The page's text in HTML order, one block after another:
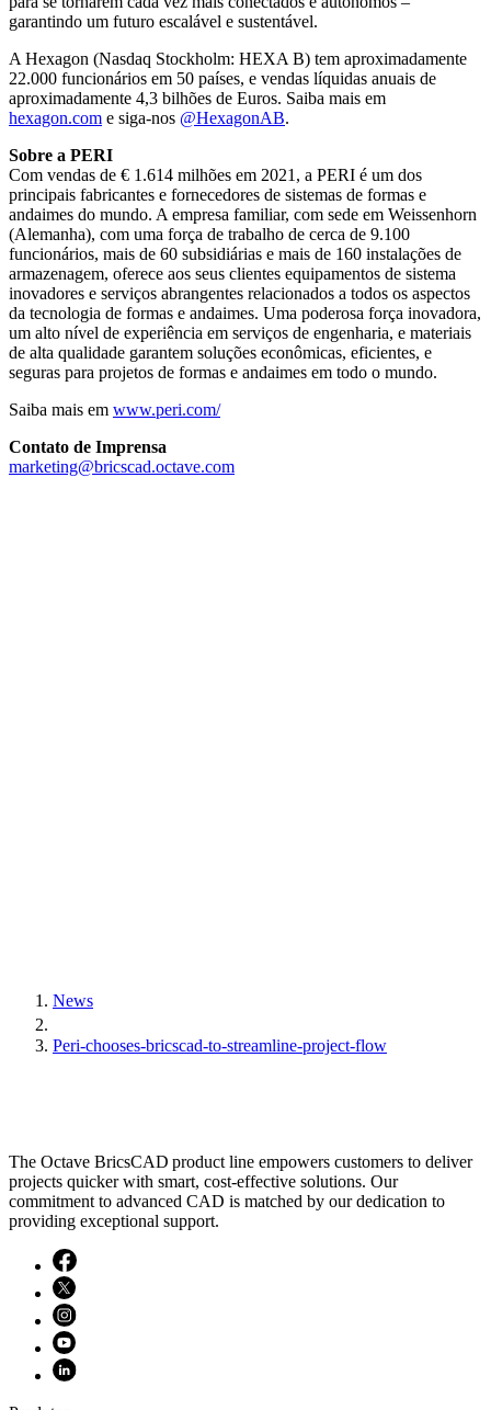
garantindo um futuro escalável e sustentável.
A Hexagon (Nasdaq Stockholm: HEXA B) tem aproximadamente
22.000 funcionários em 50 países, e vendas líquidas anuais de
aproximadamente 4,3 bilhões de Euros. Saiba mais em
hexagon.com e siga-nos @HexagonAB.
Sobre a PERI
Com vendas de € 1.614 milhões em 2021, a PERI é um dos
principais fabricantes e fornecedores de sistemas de formas e
andaimes do mundo. A empresa familiar, com sede em Weissenhorn
(Alemanha), com uma força de trabalho de cerca de 9.100
funcionários, mais de 60 subsidiárias e mais de 160 instalações de
armazenagem, oferece aos seus clientes equipamentos de sistema
inovadores e serviços abrangentes relacionados a todos os aspectos
da tecnologia de formas e andaimes. Uma poderosa força inovadora,
um alto nível de experiência em serviços de engenharia, e materiais
de alta qualidade garantem soluções econômicas, eficientes, e
seguras para projetos de formas e andaimes em todo o mundo.
Saiba mais em www.peri.com/
Contato de Imprensa
marketing@bricscad.octave.com
News
Peri-chooses-bricscad-to-streamline-project-flow
The Octave BricsCAD product line empowers customers to deliver
projects quicker with smart, cost-effective solutions. Our
commitment to advanced CAD is matched by our dedication to
providing exceptional support.